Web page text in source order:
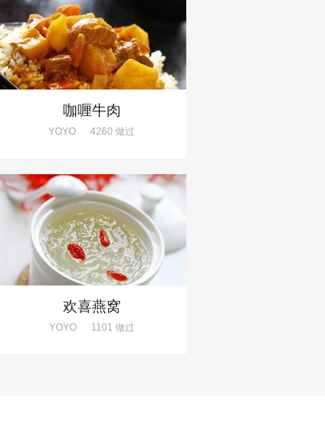
咖喱牛肉
YOYO 4260 做过
欢喜燕窝
YOYO1101 做过